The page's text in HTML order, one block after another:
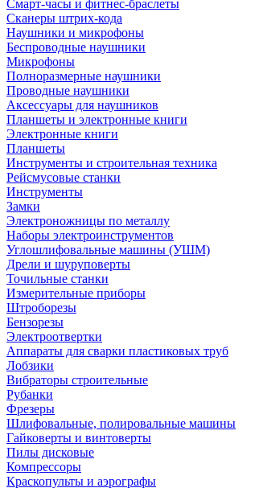
Смарт-часы и фитнес-браслеты
Сканеры штрих-кода
Наушники и микрофоны
Беспроводные наушники
Микрофоны
Полноразмерные наушники
Проводные наушники
Аксессуары для наушников
Планшеты и электронные книги
Электронные книги
Планшеты
Инструменты и строительная техника
Рейсмусовые станки
Инструменты
Замки
Электроножницы по металлу
Наборы электроинструментов
Углошлифовальные машины (УШМ)
Дрели и шуруповерты
Точильные станки
Измерительные приборы
Штроборезы
Бензорезы
Электроотвертки
Аппараты для сварки пластиковых труб
Лобзики
Вибраторы строительные
Рубанки
Фрезеры
Шлифовальные, полировальные машины
Гайковерты и винтоверты
Пилы дисковые
Компрессоры
Краскопульты и аэрографы